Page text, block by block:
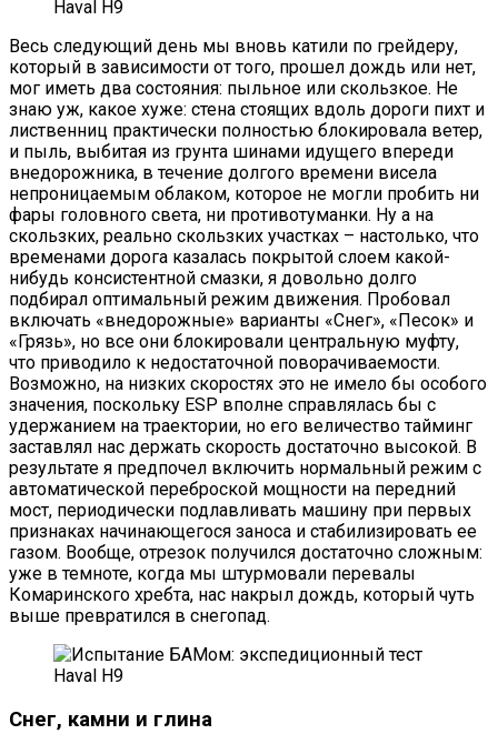
Весь следующий день мы вновь катили по грейдеру,
который в зависимости от того, прошел дождь или нет,
мог иметь два состояния: пыльное или скользкое. Не
знаю уж, какое хуже: стена стоящих вдоль дороги пихт и
лиственниц практически полностью блокировала ветер,
и пыль, выбитая из грунта шинами идущего впереди
внедорожника, в течение долгого времени висела
непроницаемым облаком, которое не могли пробить ни
фары головного света, ни противотуманки. Ну а на
скользких, реально скользких участках – настолько, что
временами дорога казалась покрытой слоем какой-
нибудь консистентной смазки, я довольно долго
подбирал оптимальный режим движения. Пробовал
включать «внедорожные» варианты «Снег», «Песок» и
«Грязь», но все они блокировали центральную муфту,
что приводило к недостаточной поворачиваемости.
Возможно, на низких скоростях это не имело бы особого
значения, поскольку ESP вполне справлялась бы с
удержанием на траектории, но его величество тайминг
заставлял нас держать скорость достаточно высокой. В
результате я предпочел включить нормальный режим с
автоматической переброской мощности на передний
мост, периодически подлавливать машину при первых
признаках начинающегося заноса и стабилизировать ее
газом. Вообще, отрезок получился достаточно сложным:
уже в темноте, когда мы штурмовали перевалы
Комаринского хребта, нас накрыл дождь, который чуть
выше превратился в снегопад.
Снег, камни и глина